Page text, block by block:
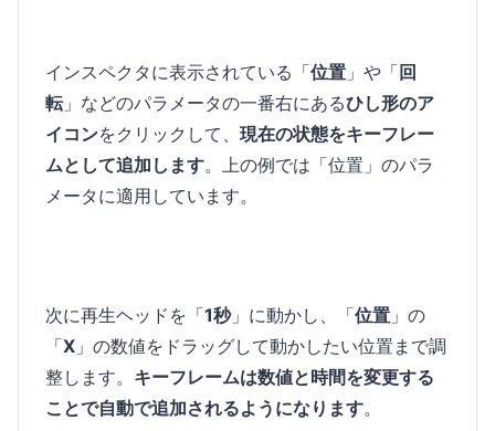
インスペクタに表示されている「位置 」や「回
転」などのパラメータの一番右にあるひし形のア
イコンをクリックして、 現在の状態をキーフレー
ムとして追加します。上の例では「位置」のパラ
メータに適用しています。
次に再生ヘッドを「1秒」に動かし、「位置 」の
「X 」の数値をドラッグして動かしたい位置まで調
整します。 キーフレームは数値と時間を変更する
ことで自動で追加されるようになります。